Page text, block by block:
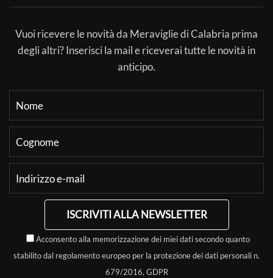
Vuoi ricevere le novità da Meraviglie di Calabria prima
degli altri? Inserisci la mail e riceverai tutte le novità in
anticipo.
ISCRIVITI ALLA NEWSLETTER
Acconsento alla memorizzazione dei miei dati secondo quanto
stabilito dal regolamento europeo per la protezione dei dati personali n.
679/2016, GDPR